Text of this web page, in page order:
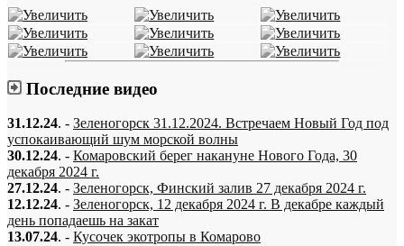
Последние видео
31.12.24. - Зеленогорск 31.12.2024. Встречаем Новый Год под
успокаивающий шум морской волны
30.12.24. - Комаровский берег накануне Нового Года, 30
декабря 2024 г.
27.12.24. - Зеленогорск, Финский залив 27 декабря 2024 г.
12.12.24. - Зеленогорск, 12 декабря 2024 г. В декабре каждый
день попадаешь на закат
13.07.24. - Кусочек экотропы в Комарово